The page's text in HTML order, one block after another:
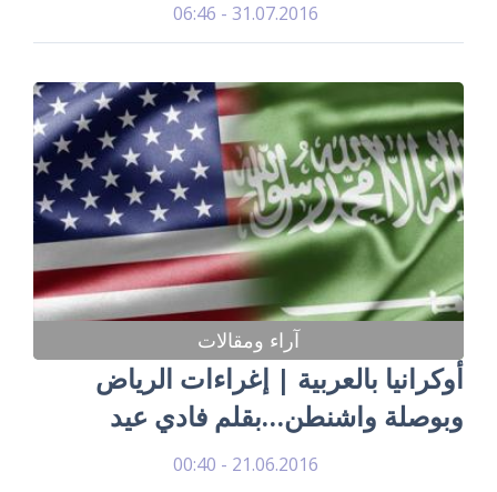
31.07.2016 - 06:46
آراء ومقالات
أوكرانيا بالعربية | إغراءات الرياض
وبوصلة واشنطن…بقلم فادي عيد
21.06.2016 - 00:40